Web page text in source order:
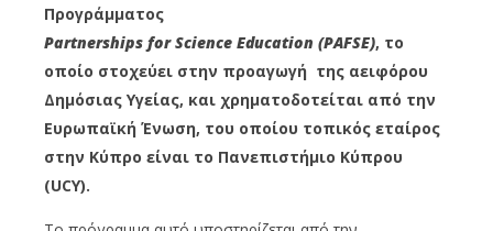
Προγράμματος
Partnerships forScience Education (PAFSE), το
οποίο στοχεύει στην προαγωγή της αειφόρου
Δημόσιας Υγείας, και χρηματοδοτείται από την
Ευρωπαϊκή Ένωση, του οποίου τοπικός εταίρος
στην Κύπρο είναι το Πανεπιστήμιο Κύπρου
(UCY).